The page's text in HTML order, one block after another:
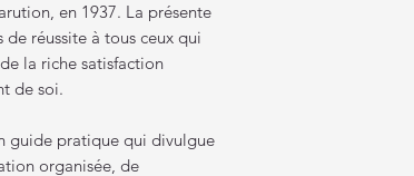
en 1937. La présente
réussite à tous ceux qui
la riche satisfaction
de soi.
guide pratique qui divulgue
organisée, de